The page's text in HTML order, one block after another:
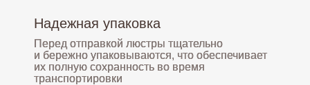
Перед отправкой люстры тщательно
и бережно упаковываются, что обеспечивает
их полную сохранность во время
транспортировки
Надежная упаковка